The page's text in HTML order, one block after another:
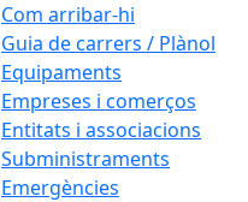
Com arribar-hi
Guia de carrers / Plànol
Equipaments
Empreses i comerços
Entitats i associacions
Subministraments
Emergències